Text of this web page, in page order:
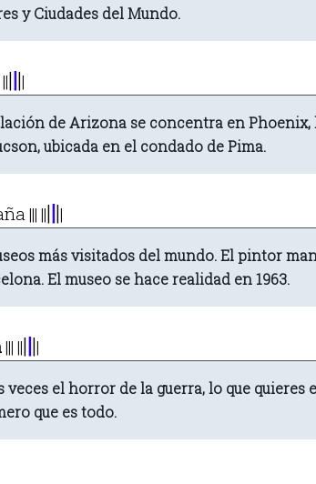
y Ciudades del Mundo.
||||||
de Arizona se concentra en
ubicada en el condado de Pima.
||| ||||||
más visitados del mundo. El pintor
El museo se hace realidad en 1963.
||| ||||||
el horror de la guerra, lo que quieres
que es todo.